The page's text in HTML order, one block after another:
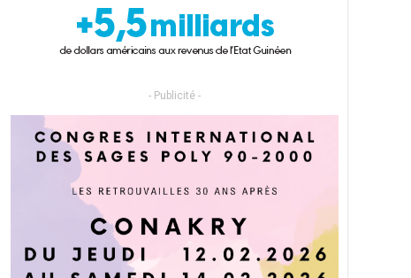
- Publicité -